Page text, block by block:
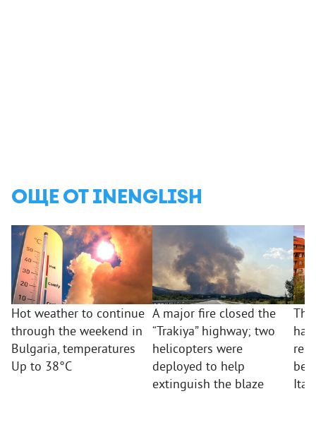
ОЩЕ ОТ INENGLISH
Hot weather to continue
through the weekend in
Bulgaria, temperatures
Up to 38°C
A major fire closed the
“Trakiya” highway; two
helicopters were
deployed to help
extinguish the blaze
Italy